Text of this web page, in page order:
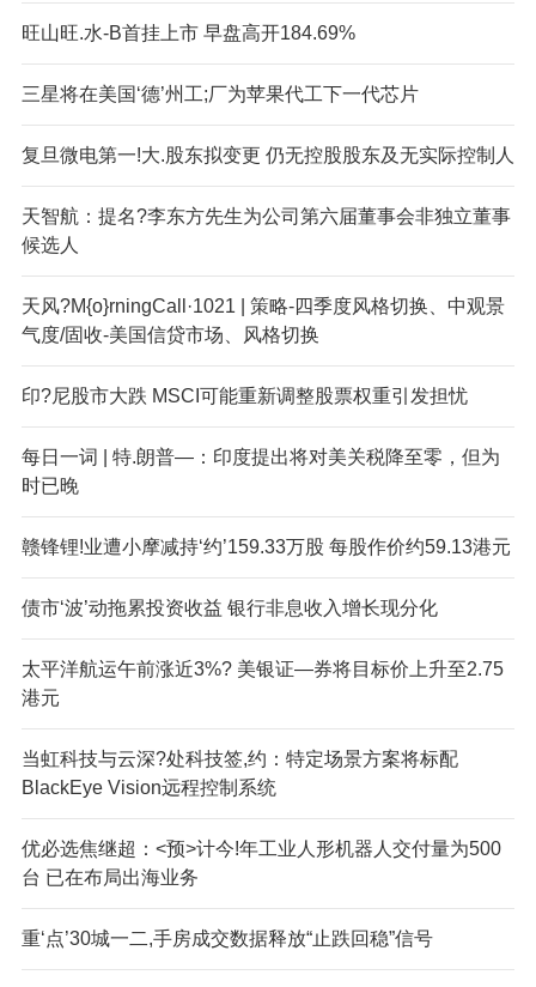
旺山旺.水-B首挂上市 早盘高开184.69%
三星将在美国‘德’州工;厂为苹果代工下一代芯片
复旦微电第一!大.股东拟变更 仍无控股股东及无实际控制人
天智航：提名?李东方先生为公司第六届董事会非独立董事
候选人
天风?M{o}rningCall·1021 | 策略-四季度风格切换、中观景
气度/固收-美国信贷市场、风格切换
印?尼股市大跌 MSCI可能重新调整股票权重引发担忧
每日一词 | 特.朗普—：印度提出将对美关税降至零，但为
时已晚
赣锋锂!业遭小摩减持‘约’159.33万股 每股作价约59.13港元
债市‘波’动拖累投资收益 银行非息收入增长现分化
太平洋航运午前涨近3%? 美银证—券将目标价上升至2.75
港元
当虹科技与云深?处科技签,约：特定场景方案将标配
BlackEye Vision远程控制系统
优必选焦继超：<预>计今!年工业人形机器人交付量为500
台 已在布局出海业务
重‘点’30城一二,手房成交数据释放“止跌回稳”信号